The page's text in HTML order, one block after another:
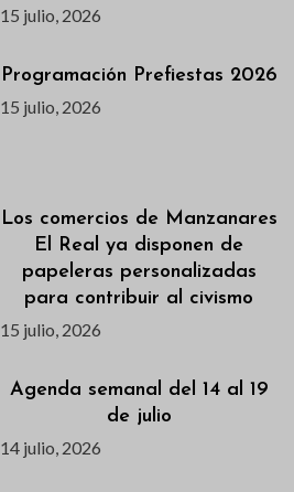
15 julio, 2026
Programación Prefiestas 2026
15 julio, 2026
Los comercios de Manzanares
El Real ya disponen de
papeleras personalizadas
para contribuir al civismo
15 julio, 2026
Agenda semanal del 14 al 19
de julio
14 julio, 2026